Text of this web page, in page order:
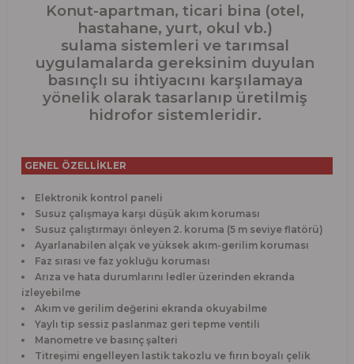
Konut-apartman, ticari bina (otel,
hastahane, yurt, okul vb.)
sulama sistemleri ve tarımsal
uygulamalarda gereksinim duyulan
basınçlı su ihtiyacını karşılamaya
yönelik olarak tasarlanıp üretilmiş
hidrofor sistemleridir.
GENEL ÖZELLİKLER
Elektronik kontrol paneli
Susuz çalışmaya karşı düşük akım koruması
Susuz çalıştırmayı önleyen 2. koruma (5 m seviye flatörü)
Ayarlanabilen alçak ve yüksek akım-gerilim koruması
Faz sırası ve faz yokluğu koruması
Arıza ve hata durumlarını ledler üzerinden ekranda
izleyebilme
Akım ve gerilim değerini ekranda okuyabilme
Yaylı tip sessiz paslanmaz geri tepme ventili
Manometre ve basınç şalteri
Titreşimi engelleyen lastik takozlu ve fırın boyalı çelik